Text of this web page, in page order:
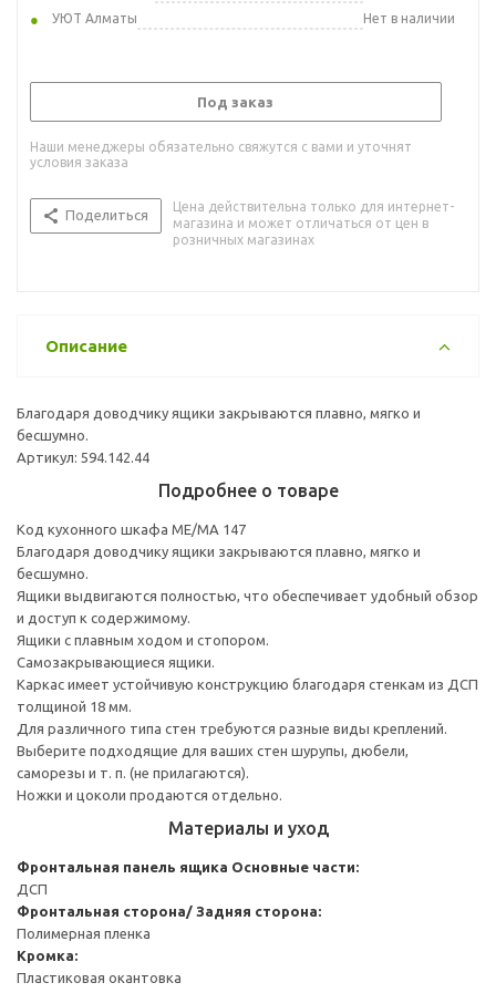
УЮТ Алматы
Нет в наличии
Под заказ
Наши менеджеры обязательно свяжутся с вами и уточнят
условия заказа
Поделиться
Цена действительна только для интернет-
магазина и может отличаться от цен в
розничных магазинах
Описание
Благодаря доводчику ящики закрываются плавно, мягко и
бесшумно.
Артикул: 594.142.44
Подробнее о товаре
Код кухонного шкафа ME/MA 147
Благодаря доводчику ящики закрываются плавно, мягко и
бесшумно.
Ящики выдвигаются полностью, что обеспечивает удобный обзор
и доступ к содержимому.
Ящики с плавным ходом и стопором.
Самозакрывающиеся ящики.
Каркас имеет устойчивую конструкцию благодаря стенкам из ДСП
толщиной 18 мм.
Для различного типа стен требуются разные виды креплений.
Выберите подходящие для ваших стен шурупы, дюбели,
саморезы и т. п. (не прилагаются).
Ножки и цоколи продаются отдельно.
Материалы и уход
Фронтальная панель ящика Основные части:
ДСП
Фронтальная сторона/ Задняя сторона:
Полимерная пленка
Кромка:
Пластиковая окантовка